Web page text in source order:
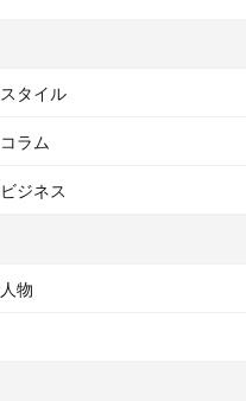
スタイル
コラム
ビジネス
人物